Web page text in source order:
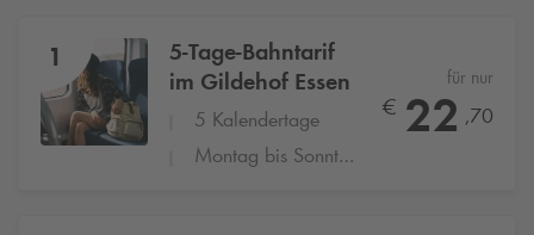
1
5-Tage-Bahntarif
im Gildehof Essen
5 Kalendertage
Montag bis Sonntag
für nur
€ 22 ,70